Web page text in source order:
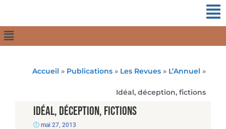
Accueil » Publications » Les Revues » L’Annuel »
Idéal, déception, fictions
Idéal, déception, fictions
mai 27, 2013